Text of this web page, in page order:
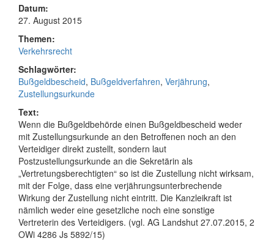
Datum:
27. August 2015
Themen:
Verkehrsrecht
Schlagwörter:
Bußgeldbescheid, Bußgeldverfahren, Verjährung,
Zustellungsurkunde
Text:
Wenn die Bußgeldbehörde einen Bußgeldbescheid weder
mit Zustellungsurkunde an den Betroffenen noch an den
Verteidiger direkt zustellt, sondern laut
Postzustellungsurkunde an die Sekretärin als
„Vertretungsberechtigten“ so ist die Zustellung nicht wirksam,
mit der Folge, dass eine verjährungsunterbrechende
Wirkung der Zustellung nicht eintritt. Die Kanzleikraft ist
nämlich weder eine gesetzliche noch eine sonstige
Vertreterin des Verteidigers. (vgl. AG Landshut 27.07.2015, 2
OWi 4286 Js 5892/15)